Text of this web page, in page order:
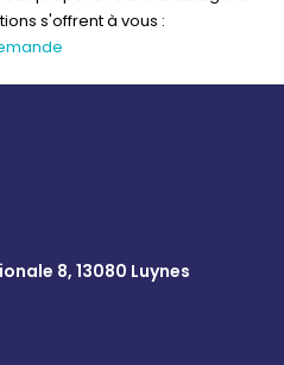
Équipe
s'offrent à vous :
8, 13080 Luynes